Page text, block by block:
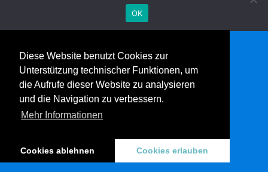
Diese Website benutzt Cookies zur
Unterstützung technischer Funktionen, um
die Aufrufe dieser Website zu analysieren
und die Navigation zu verbessern.
Mehr Informationen
Cookies ablehnen Cookies erlauben
OK